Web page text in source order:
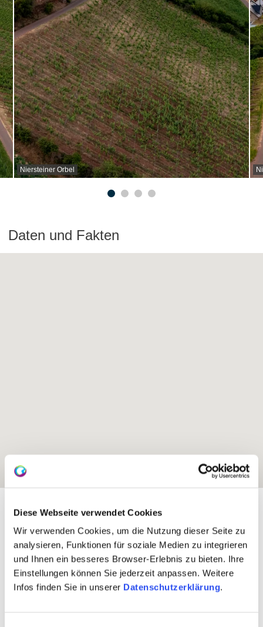
Diese Webseite verwendet Cookies
Wir verwenden Cookies, um die Nutzung dieser Seite zu
analysieren, Funktionen für soziale Medien zu integrieren
und Ihnen ein besseres Browser-Erlebnis zu bieten. Ihre
Einstellungen können Sie jederzeit anpassen. Weitere
Infos finden Sie in unserer Datenschutzerklärung.
Niersteiner Orbel
Daten und Fakten